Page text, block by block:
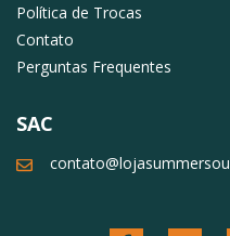
Política de Trocas
Contato
Perguntas Frequentes
SAC